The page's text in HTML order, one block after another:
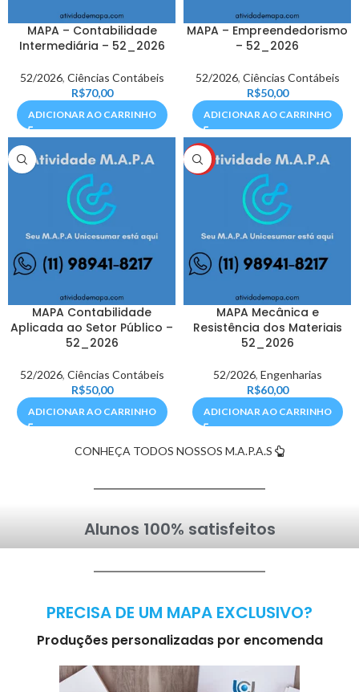
MAPA – Contabilidade
Intermediária – 52_2026
52/2026, Ciências Contábeis
R$70,00
ADICIONAR AO CARRINHO
MAPA – Empreendedorismo
– 52_2026
52/2026, Ciências Contábeis
R$50,00
ADICIONAR AO CARRINHO
MAPA Contabilidade
Aplicada ao Setor Público –
52_2026
52/2026, Ciências Contábeis
R$50,00
ADICIONAR AO CARRINHO
HOT
MAPA Mecânica e
Resistência dos Materiais
52_2026
52/2026, Engenharias
R$60,00
ADICIONAR AO CARRINHO
CONHEÇA TODOS NOSSOS M.A.P.A.S
Alunos 100% satisfeitos
PRECISA DE UM MAPA EXCLUSIVO?
Produções personalizadas por encomenda